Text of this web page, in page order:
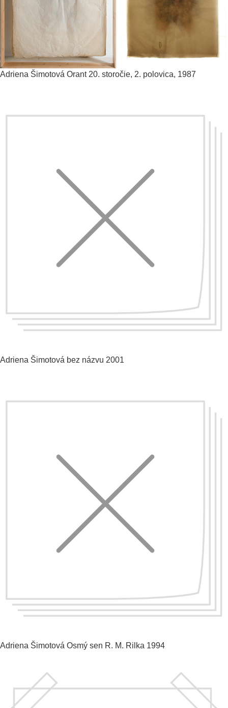
Adriena Šimotová Orant 20. storočie, 2. polovica, 1987
Adriena Šimotová bez názvu 2001
Adriena Šimotová Osmý sen R. M. Rilka 1994